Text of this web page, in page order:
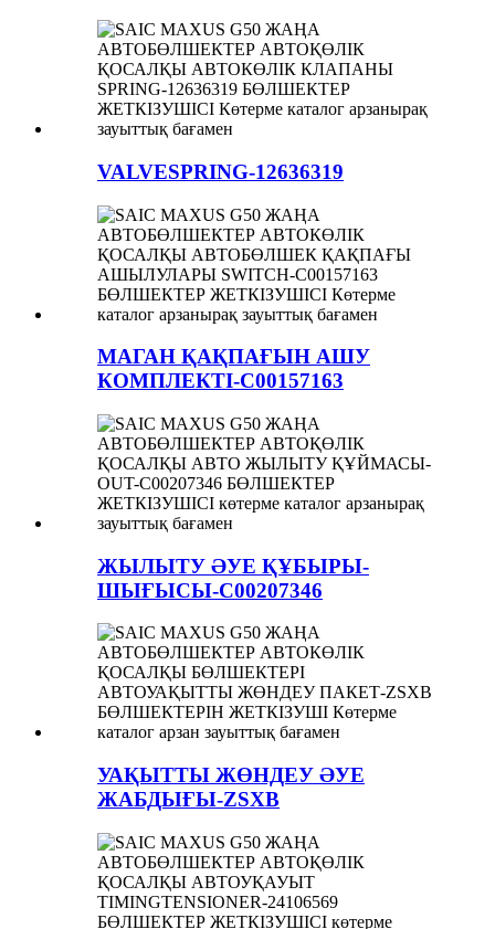
VALVESPRING-12636319
МАГАН ҚАҚПАҒЫН АШУ
КОМПЛЕКТІ-C00157163
ЖЫЛЫТУ ӘУЕ ҚҰБЫРЫ-
ШЫҒЫСЫ-C00207346
УАҚЫТТЫ ЖӨНДЕУ ӘУЕ
ЖАБДЫҒЫ-ZSXB